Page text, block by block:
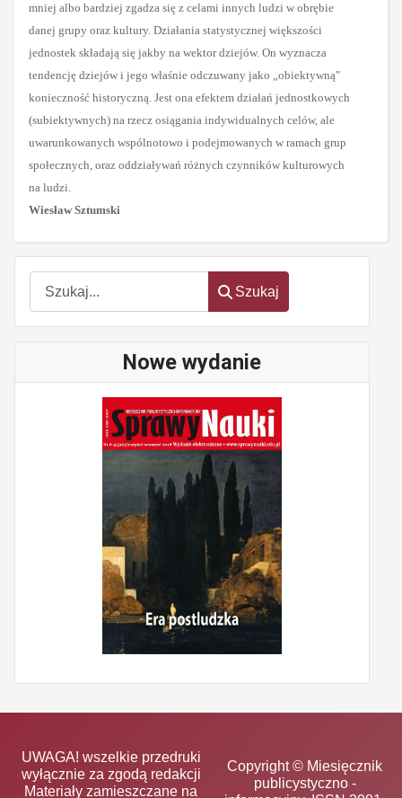
Szukaj
Szukaj
Nowe wydanie
mniej albo bardziej zgadza się z celami innych ludzi w obrębie
danej grupy oraz kultury. Działania statystycznej większości
jednostek składają się jakby na wektor dziejów. On wyznacza
tendencję dziejów i jego właśnie odczuwany jako „obiektywną"
konieczność historyczną. Jest ona efektem działań jednostkowych
(subiektywnych) na rzecz osiągania indywidualnych celów, ale
uwarunkowanych wspólnotowo i podejmowanych w ramach grup
społecznych, oraz oddziaływań różnych czynników kulturowych
na ludzi.
Wiesław Sztumski
UWAGA! wszelkie przedruki
wyłącznie za zgodą redakcji
Materiały zamieszczane na
Copyright © Miesięcznik
publicystyczno -